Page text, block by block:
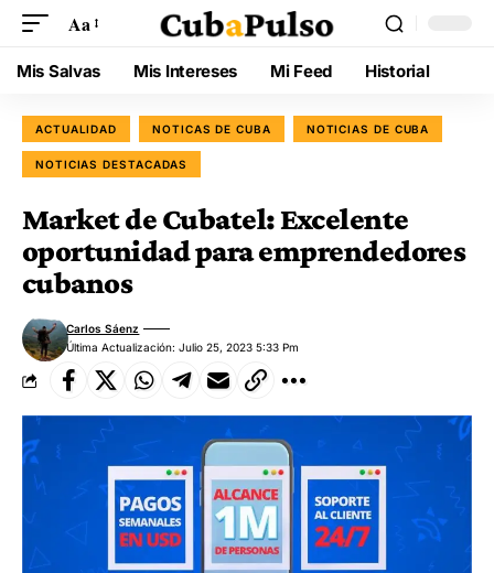
Aa
Mis Salvas Mis Intereses Mi Feed Historial
ACTUALIDAD NOTICAS DE CUBA NOTICIAS DE CUBA
NOTICIAS DESTACADAS
Market de Cubatel: Excelente
oportunidad para emprendedores
cubanos
Última Actualización: Julio 25, 2023 5:33 Pm
Carlos Sáenz